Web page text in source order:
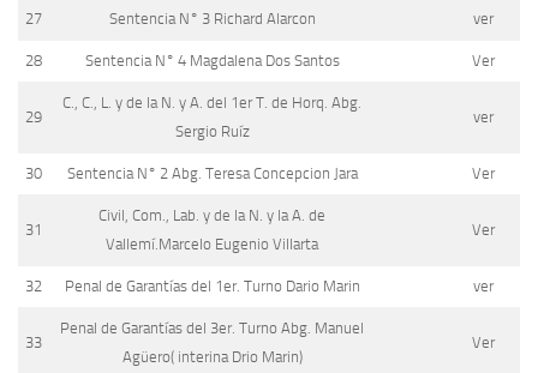
27 Sentencia N° 3 Richard Alarcon ver
28 Sentencia N° 4 Magdalena Dos Santos Ver
29
C., C., L. y de la N. y A. del 1er T. de Horq. Abg.
Sergio Ruíz
ver
30 Sentencia N° 2 Abg. Teresa Concepcion Jara Ver
31
Civil, Com., Lab. y de la N. y la A. de
Vallemí.Marcelo Eugenio Villarta
Ver
32 Penal de Garantías del 1er. Turno Dario Marin ver
33
Penal de Garantías del 3er. Turno Abg. Manuel
Agüero( interina Drio Marin)
Ver